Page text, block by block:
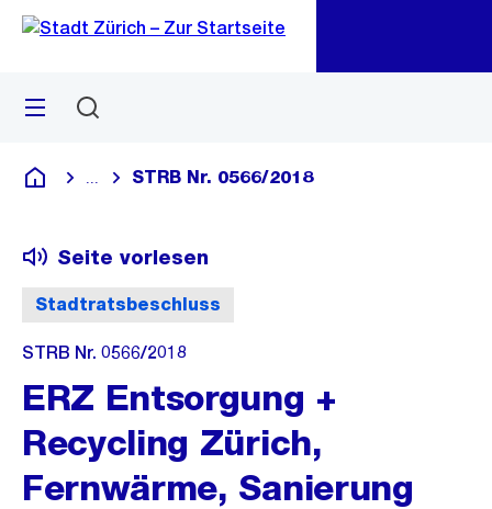
Navigation
Sprunglink
Menü
Deutsch
Blende alle Breadcrumbs ein
STRB Nr. 0566/2018
Stadtratsbeschluss
Seite vorlesen
STRB Nr. 0566/2018
ERZ Entsorgung +
Recycling Zürich,
Fernwärme, Sanierung